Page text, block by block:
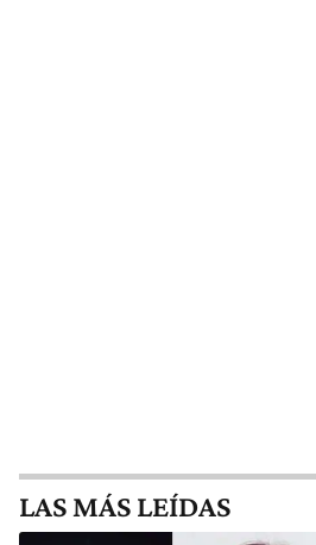
LAS MÁS LEÍDAS